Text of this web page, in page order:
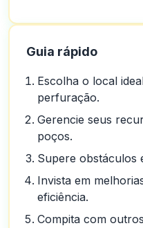
Guia rápido
Escolha o local
perfuração.
Gerencie seus
poços.
Supere obstáculos
Invista em
eficiência.
Compita com